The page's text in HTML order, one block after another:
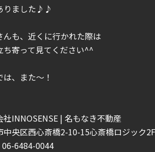
りました♪♪
んも、近くに行かれた際は
ち寄って見てください^^
は、また～！
社INNOSENSE | 名もなき不動産
中央区西心斎橋2-10-15心斎橋ロジック
06-6484-0044